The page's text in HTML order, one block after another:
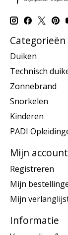
Categorieën
Duiken
Technisch
Zonnebrand
Snorkelen
Kinderen
PADI
Mijn account
Registreren
Mijn
Mijn
Informatie